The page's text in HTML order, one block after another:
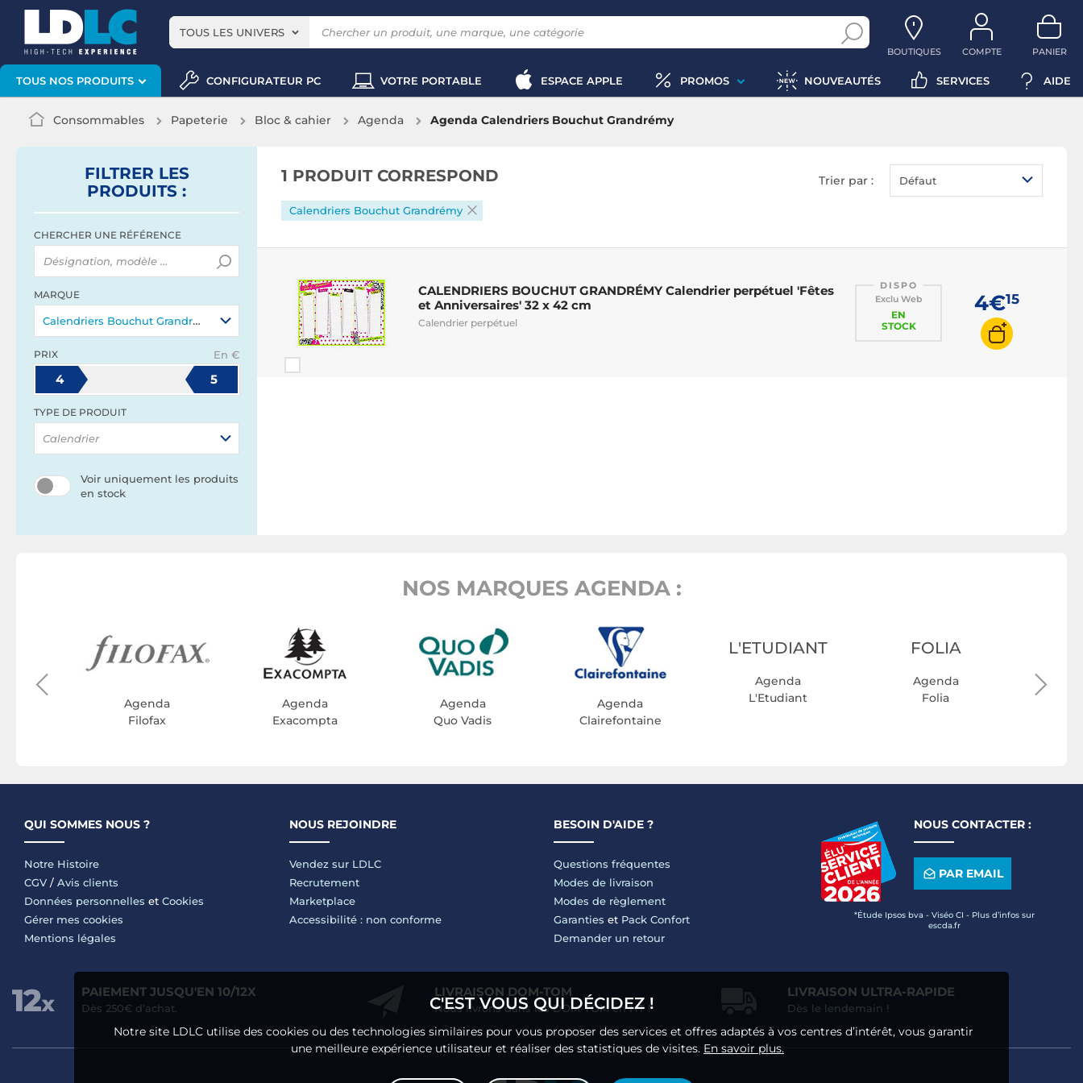
TOUS LES UNIVERS
BOUTIQUES COMPTE PANIER
TOUS NOS PRODUITS CONFIGURATEUR PC VOTRE PORTABLE ESPACE APPLE PROMOS NOUVEAUTÉS SERVICES AIDE
Consommables Papeterie Bloc & cahier Agenda Agenda Calendriers Bouchut Grandrémy
FILTRER LES
PRODUITS :
CHERCHER UNE RÉFÉRENCE
MARQUE
Calendriers Bouchut Grandrémy
PRIX En €
4 5
TYPE DE PRODUIT
Calendrier
Voir uniquement les produits
en stock
1 PRODUIT CORRESPOND Trier par : Défaut
Calendriers Bouchut Grandrémy
CALENDRIERS BOUCHUT GRANDRÉMY Calendrier perpétuel 'Fêtes
et Anniversaires' 32 x 42 cm
Calendrier perpétuel
DISPO
Exclu Web
EN
STOCK
4€15
NOS MARQUES AGENDA :
Agenda
Filofax
Agenda
Exacompta
Agenda
Quo Vadis
Agenda
Clairefontaine
L'ETUDIANT
Agenda
L'Etudiant
FOLIA
Agenda
Folia
QUI SOMMES NOUS ?
Notre Histoire
CGV / Avis clients
Données personnelles et Cookies
Gérer mes cookies
Mentions légales
NOUS REJOINDRE
Vendez sur LDLC
Recrutement
Marketplace
Accessibilité : non conforme
BESOIN D'AIDE ?
Questions fréquentes
Modes de livraison
Modes de règlement
Garanties et Pack Confort
Demander un retour
NOUS CONTACTER :
PAR EMAIL
*Étude Ipsos bva - Viséo CI - Plus d’infos sur
escda.fr
PAIEMENT JUSQU'EN 10/12X
Dès 250€ d'achat.
LIVRAISON DOM-TOM
Nous livrons dans les DOM-TOM en HT !
LIVRAISON ULTRA-RAPIDE
Dès le lendemain !
C'EST VOUS QUI DÉCIDEZ !
Notre site LDLC utilise des cookies ou des technologies similaires pour vous proposer des services et offres adaptés à vos centres d’intérêt, vous garantir
une meilleure expérience utilisateur et réaliser des statistiques de visites. En savoir plus.